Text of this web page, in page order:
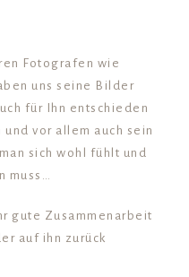
Fotografen wie
uns seine Bilder
für Ihn entschieden
vor allem auch sein
sich wohl fühlt und
muss…
gute Zusammenarbeit
auf ihn zurück